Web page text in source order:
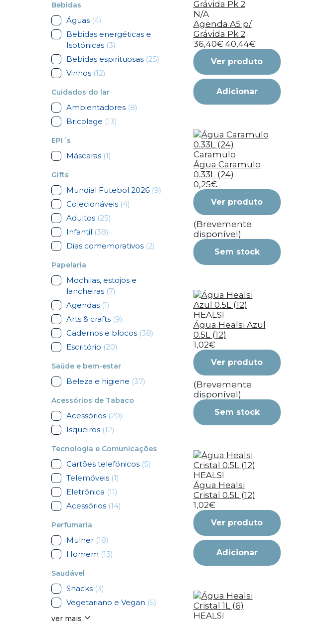
Bebidas
Águas (4)
Bebidas energéticas e
Isotónicas (3)
Bebidas espirituosas (25)
Vinhos (12)
Cuidados do lar
Ambientadores (8)
Bricolage (13)
EPI´s
Máscaras (1)
Gifts
Mundial Futebol 2026 (9)
Colecionáveis (4)
Adultos (25)
Infantil (38)
Dias comemorativos (2)
Papelaria
Mochilas, estojos e
lancheiras (7)
Agendas (1)
Arts & crafts (9)
Cadernos e blocos (38)
Escritório (20)
Saúde e bem-estar
Beleza e higiene (37)
Acessórios de Tabaco
Acessórios (20)
Isqueiros (12)
Tecnologia e Comunicações
Cartões telefónicos (5)
Telemóveis (1)
Eletrónica (11)
Acessórios (14)
Perfumaria
Mulher (18)
Homem (13)
Saudável
Snacks (3)
Vegetariano e Vegan (5)
ver mais
N/A
Agenda A5 p/
Grávida Pk 2
36,40€ 40,44€
Ver produto
Adicionar
Caramulo
Água Caramulo
0.33L (24)
0,25€
Ver produto
(Brevemente
disponível)
Sem stock
HEALSI
Água Healsi Azul
0.5L (12)
1,02€
Ver produto
(Brevemente
disponível)
Sem stock
HEALSI
Água Healsi
Cristal 0.5L (12)
1,02€
Ver produto
Adicionar
HEALSI